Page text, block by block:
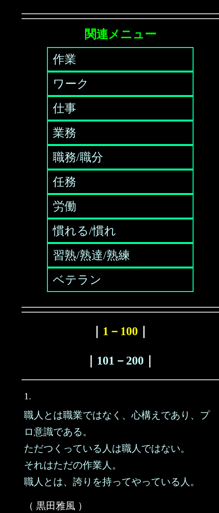
関連メニュー
作業
ワーク
仕事
業務
職務/職分
任務
労働
慣れる/慣れ
習熟/熟達/熟練
ベテラン
1－100
101－200
1.
職人とは職業ではなく、心構えであり、プ
ロ意識である。
ただつくっている人は職人ではない。
それはただの作業人。
職人とは、誇りを持ってやっている人。
（ 黒田雅風 ）